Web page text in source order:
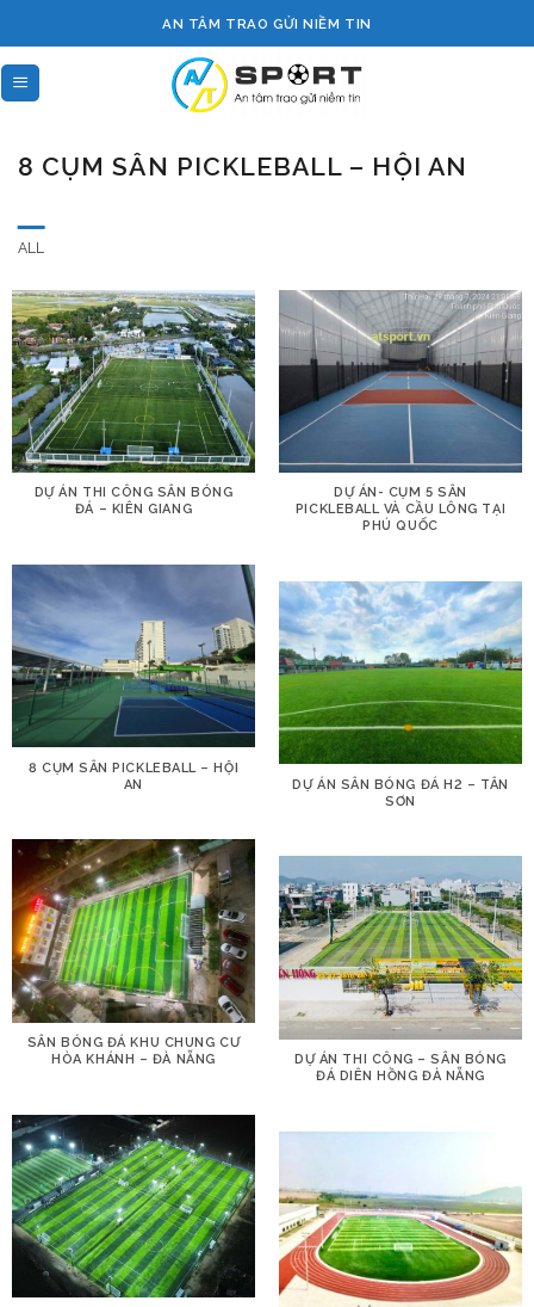
to
content
AN TÂM TRAO GỬI NIỀM TIN
8 CỤM SÂN PICKLEBALL – HỘI AN
ALL
DỰ ÁN THI CÔNG SÂN BÓNG
ĐÁ – KIÊN GIANG
DỰ ÁN- CỤM 5 SÂN
PICKLEBALL VÀ CẦU LÔNG TẠI
PHÚ QUỐC
8 CỤM SÂN PICKLEBALL – HỘI
AN
DỰ ÁN SÂN BÓNG ĐÁ H2 – TÂN
SƠN
SÂN BÓNG ĐÁ KHU CHUNG CƯ
HÒA KHÁNH – ĐÀ NẴNG
DỰ ÁN THI CÔNG – SÂN BÓNG
ĐÁ DIÊN HỒNG ĐÀ NẴNG